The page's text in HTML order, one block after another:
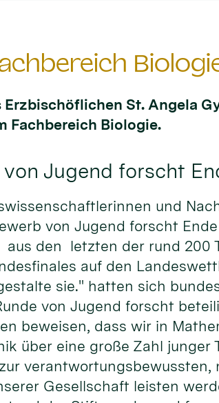
St. Angela
Fachbereich Biologie.
Jugend forscht
und
von Jugend forscht
den letzten der rund 200
auf den
sie." hatten sich
von Jugend forscht
beweisen, dass wir in
über eine große Zahl junger
verantwortungsbewussten,
Gesellschaft leisten